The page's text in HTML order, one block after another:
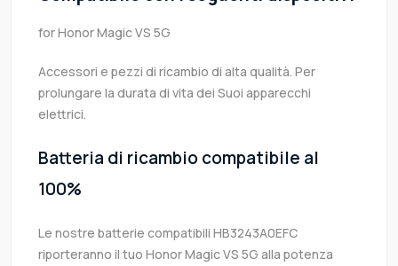
for Honor Magic VS 5G
Accessori e pezzi di ricambio di alta qualità. Per
prolungare la durata di vita dei Suoi apparecchi
elettrici.
Batteria di ricambio compatibile al
100%
Le nostre batterie compatibili HB3243A0EFC
riporteranno il tuo Honor Magic VS 5G alla potenza